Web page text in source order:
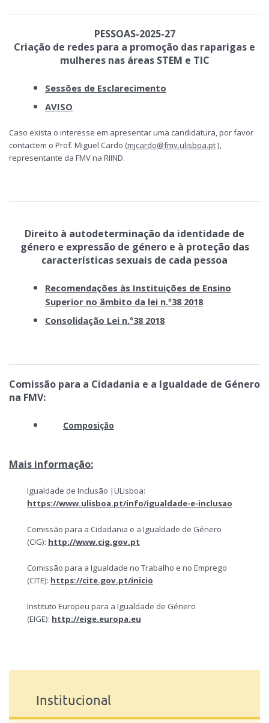
PESSOAS-2025-27
Criação de redes para a promoção das raparigas e
mulheres nas áreas STEM e TIC
Sessões de Esclarecimento
AVISO
Caso exista o interesse em apresentar uma candidatura, por favor
contactem o Prof. Miguel Cardo (mjcardo@fmv.ulisboa.pt),
representante da FMV na RIIND.
Direito à autodeterminação da identidade de
género e expressão de género e à proteção das
características sexuais de cada pessoa
Recomendações às Instituições de Ensino
Superior no âmbito da lei n.º38 2018
Consolidação Lei n.º38 2018
Comissão para a Cidadania e a Igualdade de Género
na FMV:
Composição
Mais informação:
Igualdade de Inclusão |ULisboa:
https://www.ulisboa.pt/info/igualdade-e-inclusao
Comissão para a Cidadania e a Igualdade de Género
(CIG): http://www.cig.gov.pt
Comissão para a Igualdade no Trabalho e no Emprego
(CITE): https://cite.gov.pt/inicio
Instituto Europeu para a Igualdade de Género
(EIGE): http://eige.europa.eu
Institucional